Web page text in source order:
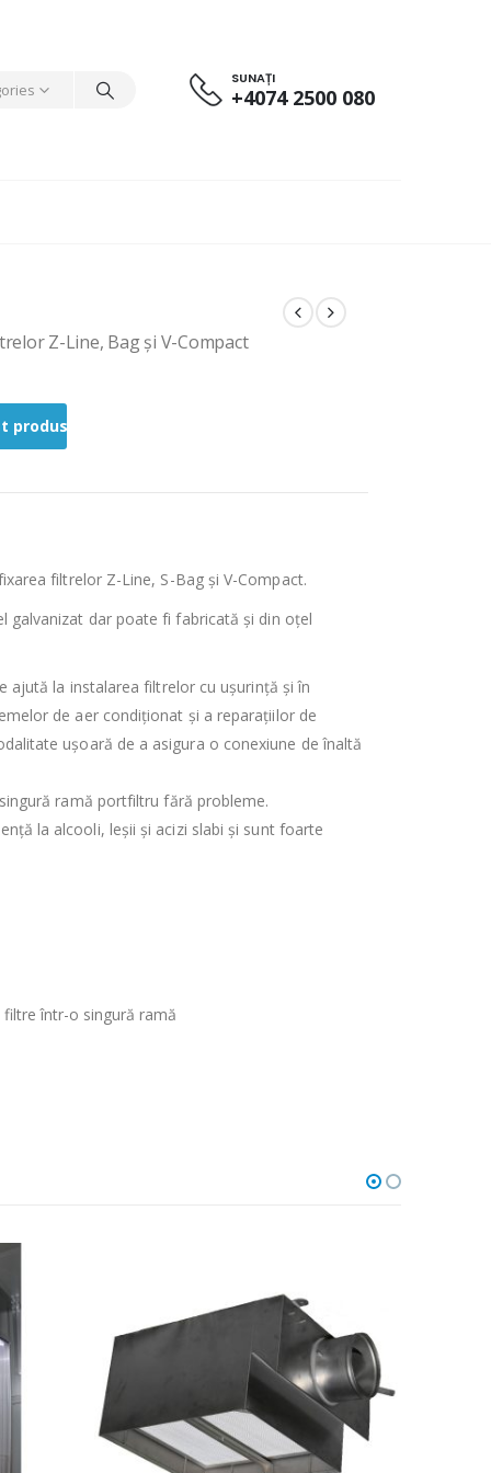
SUNAȚI
+4074 2500 080
Z-Line, Bag și V-Compact
produs
filtrelor Z-Line, S-Bag și V-Compact.
galvanizat dar poate fi fabricată și din oțel
ajută la instalarea filtrelor cu ușurință și în
de aer condiționat și a reparațiilor de
ușoară de a asigura o conexiune de înaltă
ramă portfiltru fără probleme.
la alcooli, leșii și acizi slabi și sunt foarte
într-o singură ramă